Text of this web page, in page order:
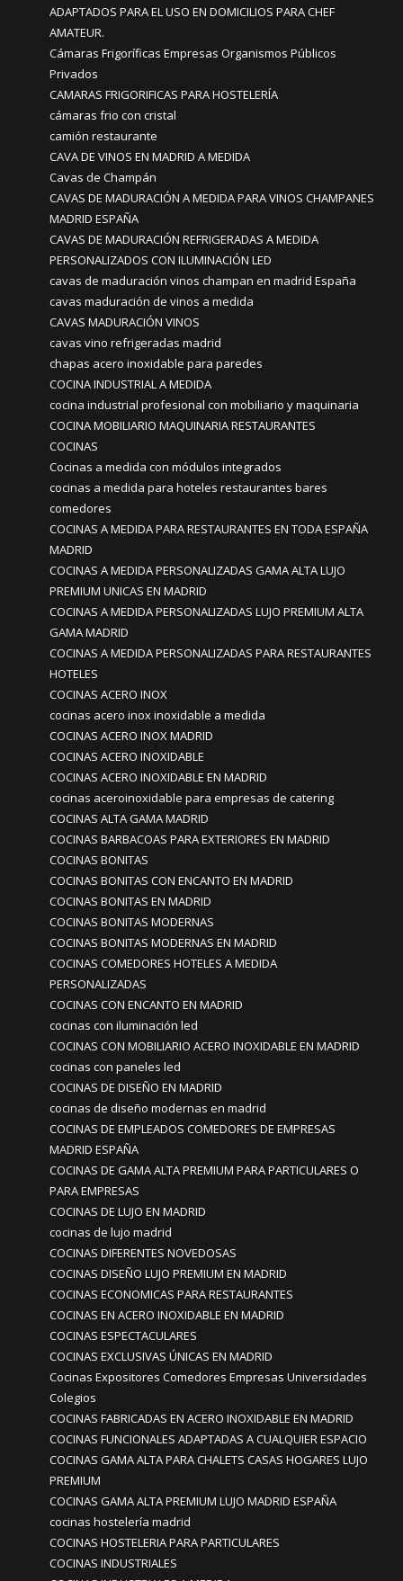
ADAPTADOS PARA EL USO EN DOMICILIOS PARA CHEF
AMATEUR.
Cámaras Frigoríficas Empresas Organismos Públicos
Privados
CAMARAS FRIGORIFICAS PARA HOSTELERÍA
cámaras frio con cristal
camión restaurante
CAVA DE VINOS EN MADRID A MEDIDA
Cavas de Champán
CAVAS DE MADURACIÓN A MEDIDA PARA VINOS CHAMPANES
MADRID ESPAÑA
CAVAS DE MADURACIÓN REFRIGERADAS A MEDIDA
PERSONALIZADOS CON ILUMINACIÓN LED
cavas de maduración vinos champan en madrid España
cavas maduración de vinos a medida
CAVAS MADURACIÓN VINOS
cavas vino refrigeradas madrid
chapas acero inoxidable para paredes
COCINA INDUSTRIAL A MEDIDA
cocina industrial profesional con mobiliario y maquinaria
COCINA MOBILIARIO MAQUINARIA RESTAURANTES
COCINAS
Cocinas a medida con módulos integrados
cocinas a medida para hoteles restaurantes bares
comedores
COCINAS A MEDIDA PARA RESTAURANTES EN TODA ESPAÑA
MADRID
COCINAS A MEDIDA PERSONALIZADAS GAMA ALTA LUJO
PREMIUM UNICAS EN MADRID
COCINAS A MEDIDA PERSONALIZADAS LUJO PREMIUM ALTA
GAMA MADRID
COCINAS A MEDIDA PERSONALIZADAS PARA RESTAURANTES
HOTELES
COCINAS ACERO INOX
cocinas acero inox inoxidable a medida
COCINAS ACERO INOX MADRID
COCINAS ACERO INOXIDABLE
COCINAS ACERO INOXIDABLE EN MADRID
cocinas aceroinoxidable para empresas de catering
COCINAS ALTA GAMA MADRID
COCINAS BARBACOAS PARA EXTERIORES EN MADRID
COCINAS BONITAS
COCINAS BONITAS CON ENCANTO EN MADRID
COCINAS BONITAS EN MADRID
COCINAS BONITAS MODERNAS
COCINAS BONITAS MODERNAS EN MADRID
COCINAS COMEDORES HOTELES A MEDIDA
PERSONALIZADAS
COCINAS CON ENCANTO EN MADRID
cocinas con iluminación led
COCINAS CON MOBILIARIO ACERO INOXIDABLE EN MADRID
cocinas con paneles led
COCINAS DE DISEÑO EN MADRID
cocinas de diseño modernas en madrid
COCINAS DE EMPLEADOS COMEDORES DE EMPRESAS
MADRID ESPAÑA
COCINAS DE GAMA ALTA PREMIUM PARA PARTICULARES O
PARA EMPRESAS
COCINAS DE LUJO EN MADRID
cocinas de lujo madrid
COCINAS DIFERENTES NOVEDOSAS
COCINAS DISEÑO LUJO PREMIUM EN MADRID
COCINAS ECONOMICAS PARA RESTAURANTES
COCINAS EN ACERO INOXIDABLE EN MADRID
COCINAS ESPECTACULARES
COCINAS EXCLUSIVAS ÚNICAS EN MADRID
Cocinas Expositores Comedores Empresas Universidades
Colegios
COCINAS FABRICADAS EN ACERO INOXIDABLE EN MADRID
COCINAS FUNCIONALES ADAPTADAS A CUALQUIER ESPACIO
COCINAS GAMA ALTA PARA CHALETS CASAS HOGARES LUJO
PREMIUM
COCINAS GAMA ALTA PREMIUM LUJO MADRID ESPAÑA
cocinas hostelería madrid
COCINAS HOSTELERIA PARA PARTICULARES
COCINAS INDUSTRIALES